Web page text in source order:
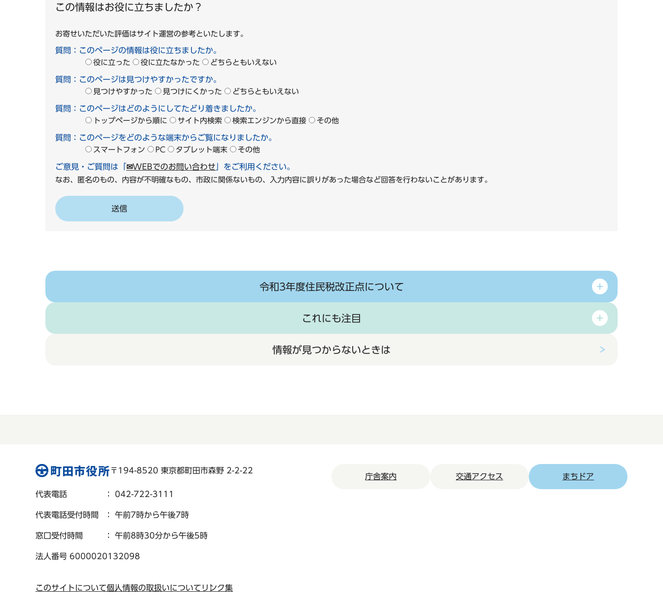
この情報はお役に立ちましたか？
お寄せいただいた評価はサイト運営の参考といたします。
質問：このページの情報は役に立ちましたか。
役に立った 役に立たなかった どちらともいえない
質問：このページは見つけやすかったですか。
見つけやすかった 見つけにくかった どちらともいえない
質問：このページはどのようにしてたどり着きましたか。
トップページから順に サイト内検索 検索エンジンから直接 その他
質問：このページをどのような端末からご覧になりましたか。
スマートフォン PC タブレット端末 その他
ご意見・ご質問は「 ✉WEBでのお問い合わせ 」をご利用ください。
なお、匿名のもの、内容が不明確なもの、市政に関係ないもの、入力内容に誤りがあった場合など回答を行わないことがあります。
令和3年度住民税改正点について
これにも注目
情報が見つからないときは
〒194-8520 東京都町田市森野 2-2-22
代表電話 ： 042-722-3111
代表電話受付時間 ： 午前7時から午後7時
窓口受付時間 ： 午前8時30分から午後5時
法人番号 6000020132098
このサイトについて個人情報の取扱いについて リンク集
庁舎案内 交通アクセス まちドア